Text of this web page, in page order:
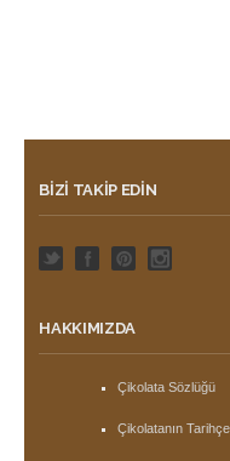
BIZI TAKIP EDIN
HAKKIMIZDA
Çikolata Sözlüğü
Çikolatanın